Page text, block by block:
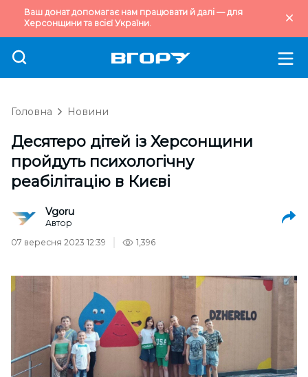
Ваш донат допомагає нам працювати й далі — для
Херсонщини та всієї України.
Головна Новини
Десятеро дітей із Херсонщини
пройдуть психологічну
реабілітацію в Києві
Vgoru
Автор
07 вересня 2023 12:39
1,396